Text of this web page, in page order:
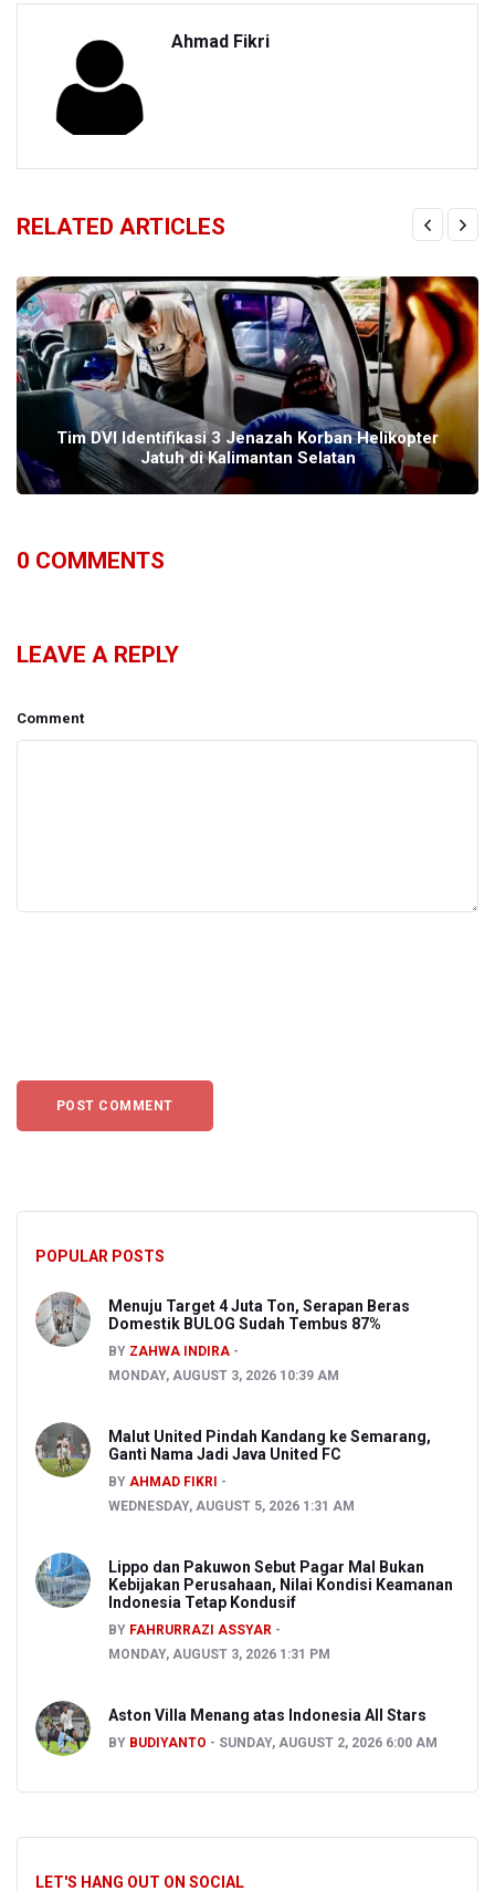
Ahmad Fikri
RELATED ARTICLES
Tim DVI Identifikasi 3 Jenazah Korban Helikopter
Jatuh di Kalimantan Selatan
0 COMMENTS
LEAVE A REPLY
Comment
POPULAR POSTS
Menuju Target 4 Juta Ton, Serapan Beras
Domestik BULOG Sudah Tembus 87%
BY ZAHWA INDIRA
MONDAY, AUGUST 3, 2026 10:39 AM
Malut United Pindah Kandang ke Semarang,
Ganti Nama Jadi Java United FC
BY AHMAD FIKRI
WEDNESDAY, AUGUST 5, 2026 1:31 AM
Lippo dan Pakuwon Sebut Pagar Mal Bukan
Kebijakan Perusahaan, Nilai Kondisi Keamanan
Indonesia Tetap Kondusif
BY FAHRURRAZI ASSYAR
MONDAY, AUGUST 3, 2026 1:31 PM
Aston Villa Menang atas Indonesia All Stars
BY BUDIYANTO SUNDAY, AUGUST 2, 2026 6:00 AM
LET'S HANG OUT ON SOCIAL